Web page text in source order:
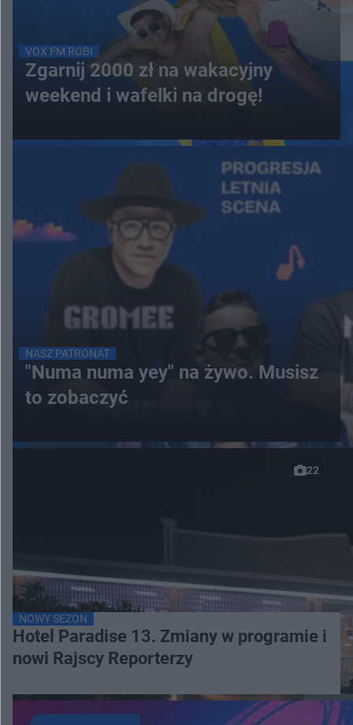
VOX FM ROBI
Zgarnij 2000 zł na wakacyjny
weekend i wafelki na drogę!
NASZ PATRONAT
"Numa numa yey" na żywo. Musisz
to zobaczyć
22
NOWY SEZON
Hotel Paradise 13. Zmiany w programie i
nowi Rajscy Reporterzy